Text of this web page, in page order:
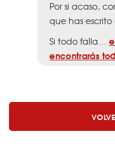
Por si acaso,
que has escrito
Si todo falla…
encontrarás